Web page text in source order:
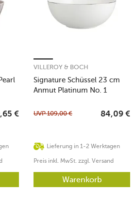
€
Signature Schüssel 23 cm
Anmut Platinum No. 1
VILLEROY & BOCH
Lieferung in 1-2 Werktagen
UVP109,00 € 84,09 €
Preis inkl. MwSt. zzgl. Versand
Warenkorb